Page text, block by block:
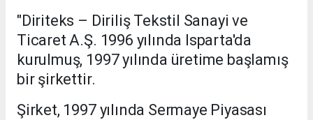
"Diriteks – Diriliş Tekstil Sanayi ve
Ticaret A.Ş. 1996 yılında Isparta'da
kurulmuş, 1997 yılında üretime başlamış
bir şirkettir.
Şirket, 1997 yılında Sermaye Piyasası